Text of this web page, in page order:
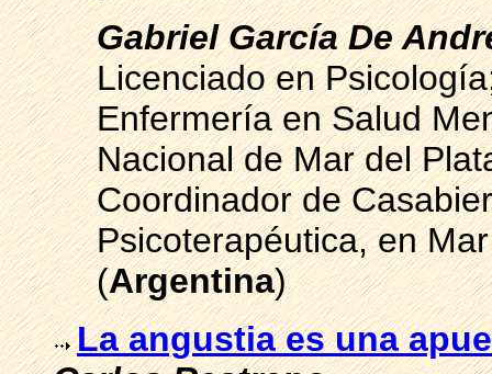
Gabriel García De
Licenciado en
Enfermería en Salud
Nacional de Mar del
Coordinador de
Psicoterapéutica, en
(Argentina)
La angustia es una